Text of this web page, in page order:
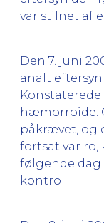
var stilnet af
Den 7. juni
analt
hæmorroide.
påkrævet, og
fortsat var ro,
følgende
kontrol.